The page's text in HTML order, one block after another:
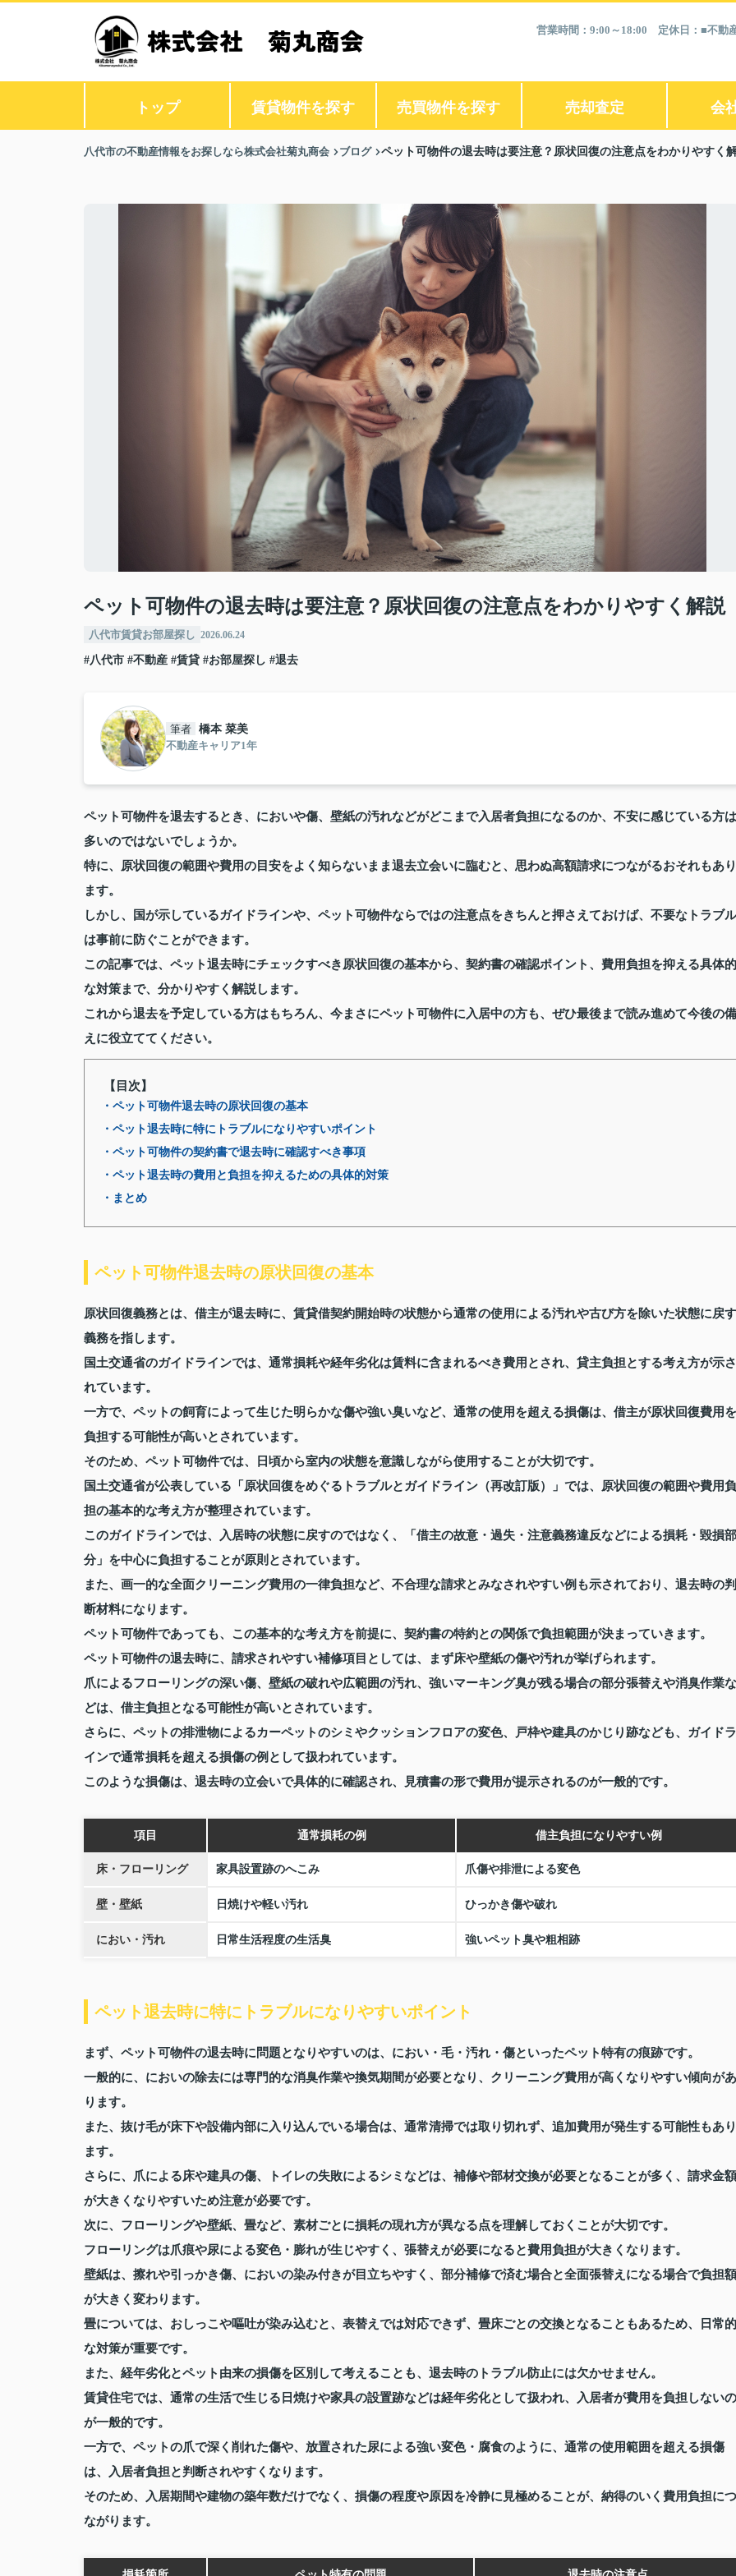
営業時間：9:00～18:00 定休日：■不動
トップ 賃貸物件を探す 売買物件を探す 売却査定 会
八代市の不動産情報をお探しなら株式会社菊丸商会 ブログ ペット可物件の退去時は要注意？原状回復の注意点をわかりやすく
ペット可物件の退去時は要注意？原状回復の注意点をわかりやすく解説
八代市賃貸お部屋探し 2026.06.24
#八代市 #不動産 #賃貸 #お部屋探し #退去
筆者 橋本 菜美
不動産キャリア1年
ペット可物件を退去するとき、においや傷、壁紙の汚れなどがどこまで入居者負担になるのか、不安に感じている方は
多いのではないでしょうか。
特に、原状回復の範囲や費用の目安をよく知らないまま退去立会いに臨むと、思わぬ高額請求につながるおそれもあり
ます。
しかし、国が示しているガイドラインや、ペット可物件ならではの注意点をきちんと押さえておけば、不要なトラブル
は事前に防ぐことができます。
この記事では、ペット退去時にチェックすべき原状回復の基本から、契約書の確認ポイント、費用負担を抑える具体的
な対策まで、分かりやすく解説します。
これから退去を予定している方はもちろん、今まさにペット可物件に入居中の方も、ぜひ最後まで読み進めて今後の備
えに役立ててください。
【目次】
・ペット可物件退去時の原状回復の基本
・ペット退去時に特にトラブルになりやすいポイント
・ペット可物件の契約書で退去時に確認すべき事項
・ペット退去時の費用と負担を抑えるための具体的対策
・まとめ
ペット可物件退去時の原状回復の基本
原状回復義務とは、借主が退去時に、賃貸借契約開始時の状態から通常の使用による汚れや古び方を除いた状態に戻す
義務を指します。
国土交通省のガイドラインでは、通常損耗や経年劣化は賃料に含まれるべき費用とされ、貸主負担とする考え方が示さ
れています。
一方で、ペットの飼育によって生じた明らかな傷や強い臭いなど、通常の使用を超える損傷は、借主が原状回復費用を
負担する可能性が高いとされています。
そのため、ペット可物件では、日頃から室内の状態を意識しながら使用することが大切です。
国土交通省が公表している「原状回復をめぐるトラブルとガイドライン（再改訂版）」では、原状回復の範囲や費用負
担の基本的な考え方が整理されています。
このガイドラインでは、入居時の状態に戻すのではなく、「借主の故意・過失・注意義務違反などによる損耗・毀損部
分」を中心に負担することが原則とされています。
また、画一的な全面クリーニング費用の一律負担など、不合理な請求とみなされやすい例も示されており、退去時の判
断材料になります。
ペット可物件であっても、この基本的な考え方を前提に、契約書の特約との関係で負担範囲が決まっていきます。
ペット可物件の退去時に、請求されやすい補修項目としては、まず床や壁紙の傷や汚れが挙げられます。
爪によるフローリングの深い傷、壁紙の破れや広範囲の汚れ、強いマーキング臭が残る場合の部分張替えや消臭作業な
どは、借主負担となる可能性が高いとされています。
さらに、ペットの排泄物によるカーペットのシミやクッションフロアの変色、戸枠や建具のかじり跡なども、ガイドラ
インで通常損耗を超える損傷の例として扱われています。
このような損傷は、退去時の立会いで具体的に確認され、見積書の形で費用が提示されるのが一般的です。
項目 通常損耗の例 借主負担になりやすい例
床・フローリング 家具設置跡のへこみ 爪傷や排泄による変色
壁・壁紙 日焼けや軽い汚れ ひっかき傷や破れ
におい・汚れ 日常生活程度の生活臭 強いペット臭や粗相跡
ペット退去時に特にトラブルになりやすいポイント
まず、ペット可物件の退去時に問題となりやすいのは、におい・毛・汚れ・傷といったペット特有の痕跡です。
一般的に、においの除去には専門的な消臭作業や換気期間が必要となり、クリーニング費用が高くなりやすい傾向があ
ります。
また、抜け毛が床下や設備内部に入り込んでいる場合は、通常清掃では取り切れず、追加費用が発生する可能性もあり
ます。
さらに、爪による床や建具の傷、トイレの失敗によるシミなどは、補修や部材交換が必要となることが多く、請求金額
が大きくなりやすいため注意が必要です。
次に、フローリングや壁紙、畳など、素材ごとに損耗の現れ方が異なる点を理解しておくことが大切です。
フローリングは爪痕や尿による変色・膨れが生じやすく、張替えが必要になると費用負担が大きくなります。
壁紙は、擦れや引っかき傷、においの染み付きが目立ちやすく、部分補修で済む場合と全面張替えになる場合で負担額
が大きく変わります。
畳については、おしっこや嘔吐が染み込むと、表替えでは対応できず、畳床ごとの交換となることもあるため、日常的
な対策が重要です。
また、経年劣化とペット由来の損傷を区別して考えることも、退去時のトラブル防止には欠かせません。
賃貸住宅では、通常の生活で生じる日焼けや家具の設置跡などは経年劣化として扱われ、入居者が費用を負担しないの
が一般的です。
一方で、ペットの爪で深く削れた傷や、放置された尿による強い変色・腐食のように、通常の使用範囲を超える損傷
は、入居者負担と判断されやすくなります。
そのため、入居期間や建物の築年数だけでなく、損傷の程度や原因を冷静に見極めることが、納得のいく費用負担につ
ながります。